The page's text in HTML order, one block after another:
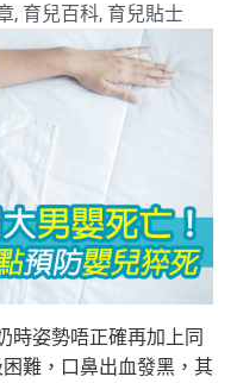
, 育兒百科, 育兒貼士
時姿勢唔正確再加上同
難，口鼻出血發黑，其